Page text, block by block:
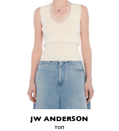
JW ANDERSON
топ